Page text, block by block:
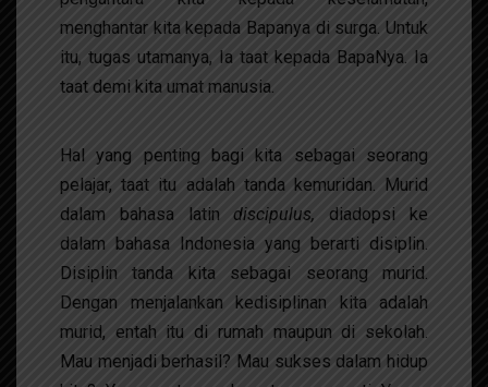
menghantar kita kepada Bapanya di surga. Untuk
itu, tugas utamanya, Ia taat kepada BapaNya. Ia
taat demi kita umat manusia.
Hal yang penting bagi kita sebagai seorang
pelajar, taat itu adalah tanda kemuridan. Murid
dalam bahasa latindiscipulus, diadopsi ke
dalam bahasa Indonesia yang berarti disiplin.
Disiplin tanda kita sebagai seorang murid.
Dengan menjalankan kedisiplinan kita adalah
murid, entah itu di rumah maupun di sekolah.
Mau menjadi berhasil? Mau sukses dalam hidup